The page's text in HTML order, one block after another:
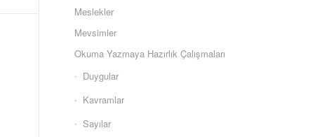
Meslekler
Mevsimler
Okuma Yazmaya Hazırlık Çalışmaları
Duygular
Kavramlar
Sayılar